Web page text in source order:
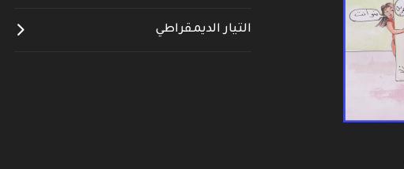
التيار الديمقراطي